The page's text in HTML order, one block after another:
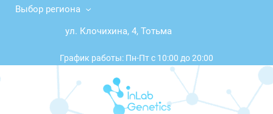
Выбор региона
ул. Клочихина, 4, Тотьма
График работы: Пн-Пт с 10:00 до 20:00